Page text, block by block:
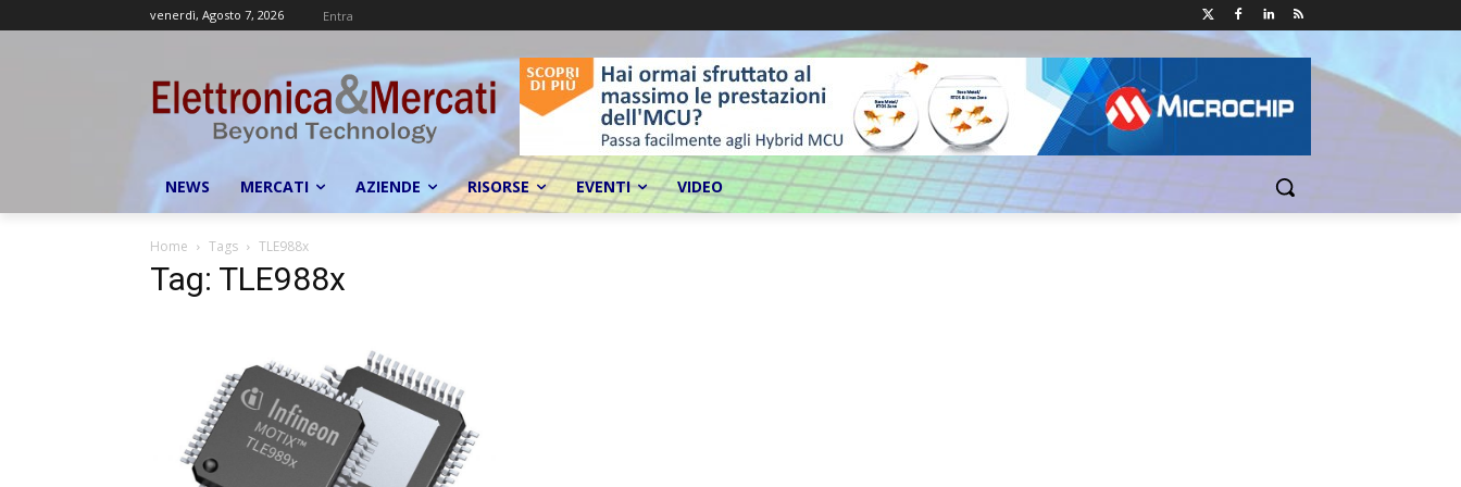
venerdì, Agosto 7, 2026 Entra
NEWS MERCATI AZIENDE RISORSE EVENTI VIDEO
Home Tags TLE988x
Tag: TLE988x